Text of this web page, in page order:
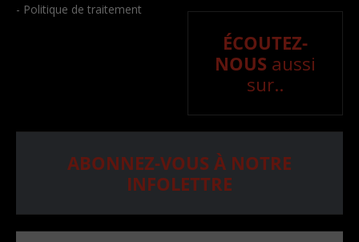
- Politique de traitement
ÉCOUTEZ-
NOUS aussi
sur..
ABONNEZ-VOUS À NOTRE
INFOLETTRE